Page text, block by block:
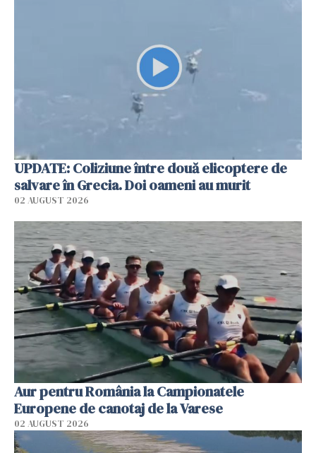
UPDATE: Coliziune între două elicoptere de
salvare în Grecia. Doi oameni au murit
02 AUGUST 2026
Aur pentru România la Campionatele
Europene de canotaj de la Varese
02 AUGUST 2026